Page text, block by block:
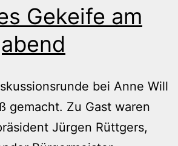
Gekeife am
bei Anne Will
gemacht. Zu Gast waren
Jürgen Rüttgers,